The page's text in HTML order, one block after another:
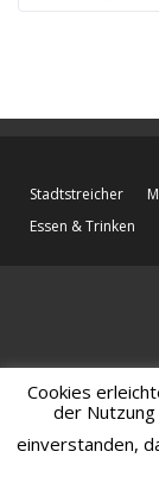
Stadtstreicher
Essen & Trinken
Cookies
der
einverstanden,